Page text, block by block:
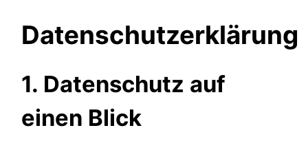
Datenschutzerklärung
1. Datenschutz auf
einen Blick